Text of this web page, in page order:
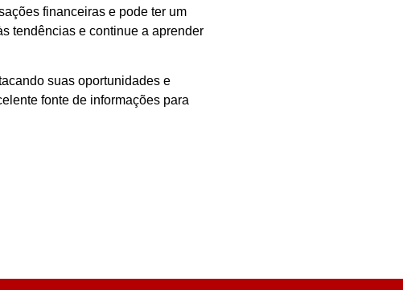
financeiras e pode ter um
tendências e continue a aprender
suas oportunidades e
fonte de informações para